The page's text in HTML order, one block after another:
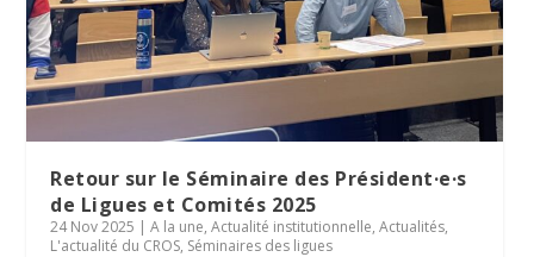
Retour sur le Séminaire des Président·e·s
de Ligues et Comités 2025
24 Nov 2025 |A la une,Actualité institutionnelle,Actualités,
L'actualité du CROS, Séminaires des ligues